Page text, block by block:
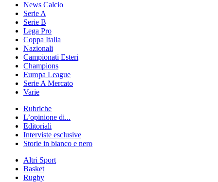
News Calcio
Serie A
Serie B
Lega Pro
Coppa Italia
Nazionali
Campionati Esteri
Champions
Europa League
Serie A Mercato
Varie
Rubriche
L’opinione di...
Editoriali
Interviste esclusive
Storie in bianco e nero
Altri Sport
Basket
Rugby